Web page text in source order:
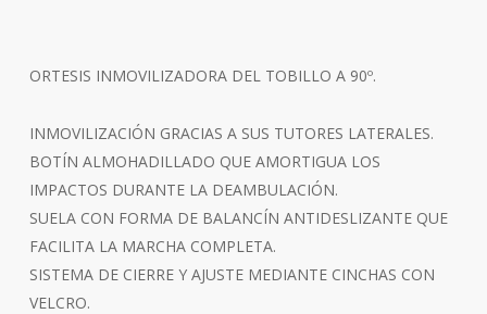
ORTESIS INMOVILIZADORA DEL TOBILLO A 90º.
INMOVILIZACIÓN GRACIAS A SUS TUTORES LATERALES.
BOTÍN ALMOHADILLADO QUE AMORTIGUA LOS
IMPACTOS DURANTE LA DEAMBULACIÓN.
SUELA CON FORMA DE BALANCÍN ANTIDESLIZANTE QUE
FACILITA LA MARCHA COMPLETA.
SISTEMA DE CIERRE Y AJUSTE MEDIANTE CINCHAS CON
VELCRO.